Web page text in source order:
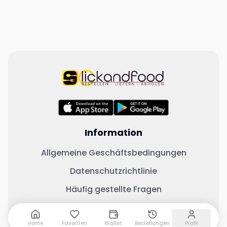
Information
Allgemeine Geschäftsbedingungen
Datenschutzrichtlinie
Häufig gestellte Fragen
Wichtige Links
Home Favoriten Wallet Bestellungen Profil